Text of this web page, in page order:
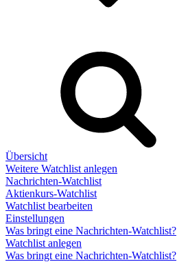
Übersicht
Weitere Watchlist anlegen
Nachrichten-Watchlist
Aktienkurs-Watchlist
Watchlist bearbeiten
Einstellungen
Was bringt eine Nachrichten-Watchlist?
Watchlist anlegen
Was bringt eine Nachrichten-Watchlist?